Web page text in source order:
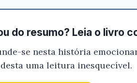
do resumo? Leia o livro
se nesta história
uma leitura inesquecível.